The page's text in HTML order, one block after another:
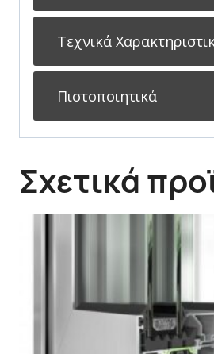
Τεχνικά
Πιστοποιητικά
Σχετικά